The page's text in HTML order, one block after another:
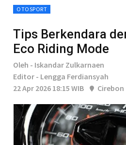
OTOSPORT
Tips Berkendara
Eco Riding Mode
Oleh - Iskandar Zulkarnaen
Editor - Lengga Ferdiansyah
22 Apr 2026 18:15 WIB
Cirebon